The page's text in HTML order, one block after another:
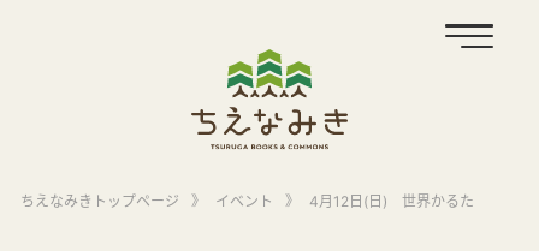
ちえなみきトップページ 》 イベント 》 4月12日(日) 世界かるた